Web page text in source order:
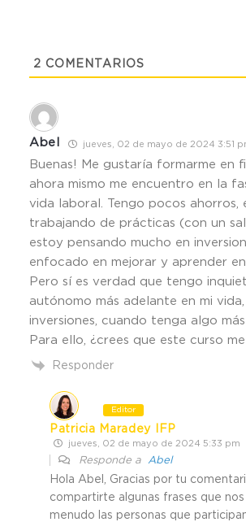
2 COMENTARIOS
Abel jueves, 02 de mayo de 2024 3:51
Buenas! Me gustaría formarme en
ahora mismo me encuentro en la
vida laboral. Tengo pocos ahorros,
trabajando de prácticas (con un
estoy pensando mucho en
enfocado en mejorar y aprender en
Pero sí es verdad que tengo
autónomo más adelante en mi
inversiones, cuando tenga algo más
Para ello, ¿crees que este curso
Responder
Editor
Patricia Maradey IFP
jueves, 02 de mayo de 2024 5:33 pm
Responde a Abel
Hola Abel, Gracias por tu
compartirte algunas frases que
menudo las personas que